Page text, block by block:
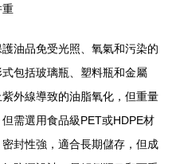
重
油品免受光照、氧氣和污染的
包括玻璃瓶、塑料瓶和金屬
外線導致的油脂氧化，但重量
需選用食品級PET或HDPE材
封性強，適合長期儲存，但成